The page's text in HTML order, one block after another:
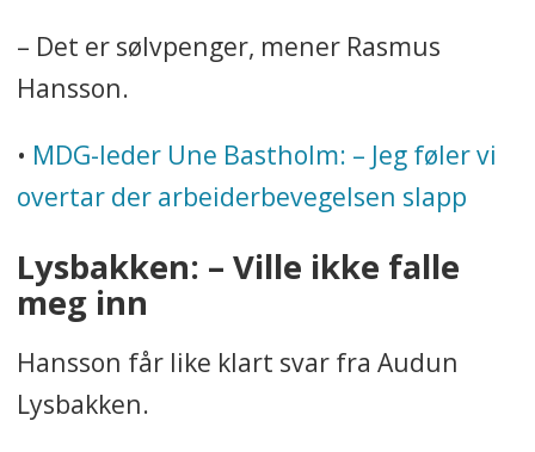
– Det er sølvpenger, mener Rasmus
Hansson.
• MDG-leder Une Bastholm: – Jeg føler vi
overtar der arbeiderbevegelsen slapp
Lysbakken: – Ville ikke falle
meg inn
Hansson får like klart svar fra Audun
Lysbakken.